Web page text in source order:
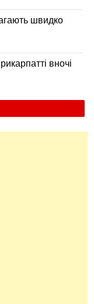
швидко
вночі